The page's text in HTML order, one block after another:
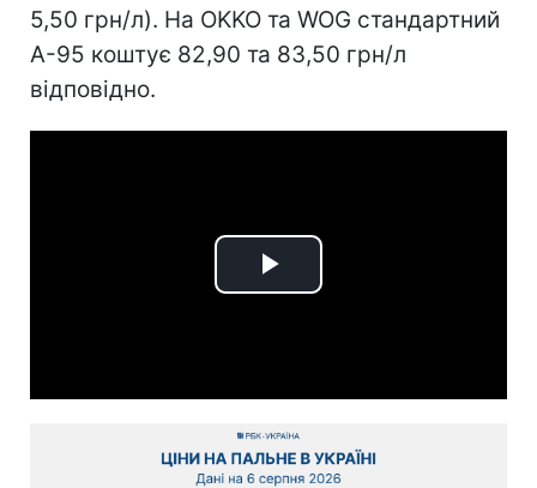
5,50 грн/л). На OKKO та WOG стандартний
А-95 коштує 82,90 та 83,50 грн/л
відповідно.
Play